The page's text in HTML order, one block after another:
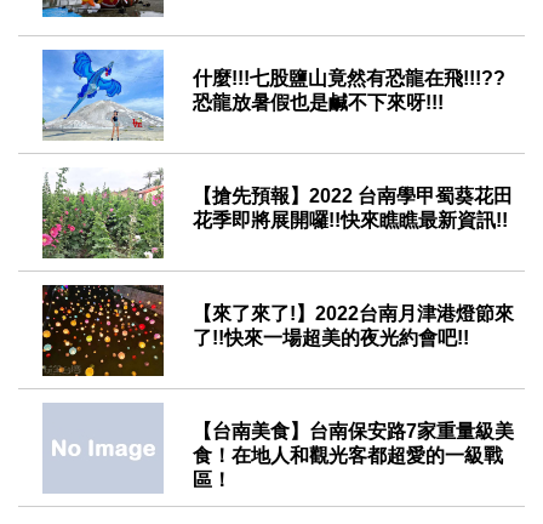
2023-09-15
什麼!!!七股鹽山竟然有恐龍在飛!!!??
恐龍放暑假也是鹹不下來呀!!!
2023-07-21
【搶先預報】2022 台南學甲蜀葵花田
花季即將展開囉!!快來瞧瞧最新資訊!!
2022-03-04
【來了來了!】2022台南月津港燈節來
了!!快來一場超美的夜光約會吧!!
2022-01-29
【台南美食】台南保安路7家重量級美
食！在地人和觀光客都超愛的一級戰
區！